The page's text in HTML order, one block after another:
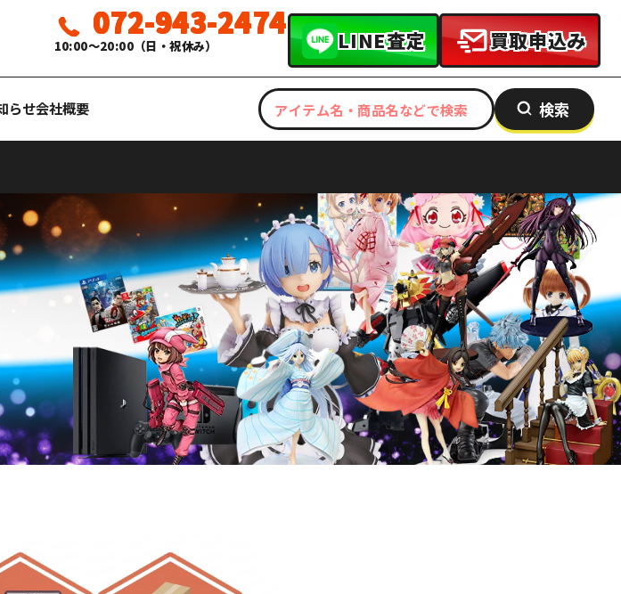
072-943-2474
10:00〜20:00（日・祝休み） LINE査定 買取申込み
らせ会社概要